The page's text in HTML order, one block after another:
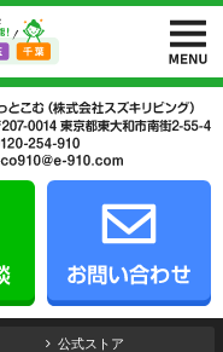
公式ストア